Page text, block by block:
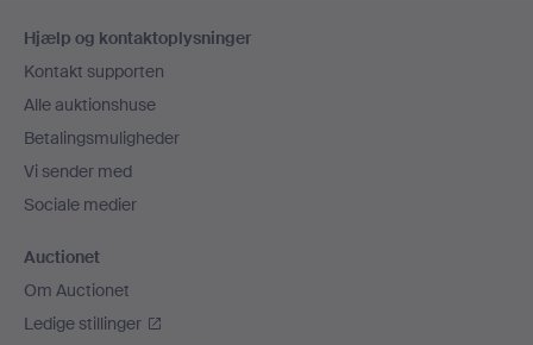
Hjælp og kontaktoplysninger
Kontakt supporten
Alle auktionshuse
Betalingsmuligheder
Vi sender med
Sociale medier
Auctionet
Om Auctionet
Ledige stillinger